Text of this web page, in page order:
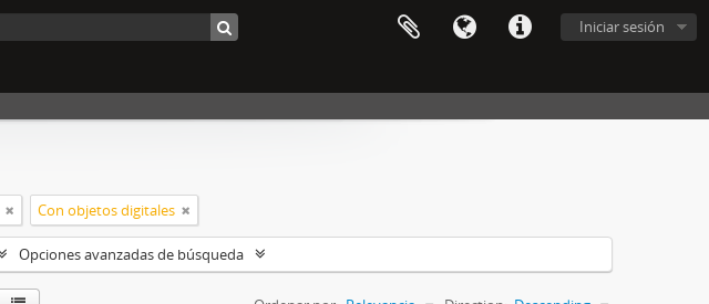
Iniciar sesión
Con objetos digitales
Opciones avanzadas de búsqueda